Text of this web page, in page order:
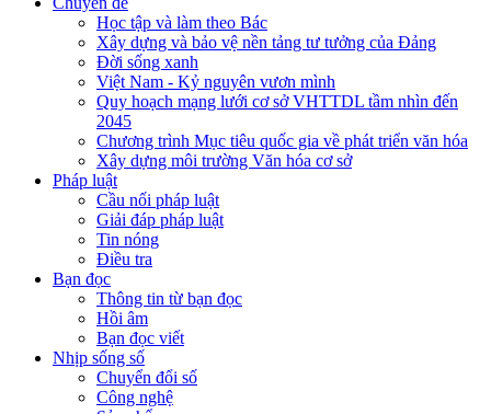
Học tập và làm theo Bác
Xây dựng và bảo vệ nền tảng tư tưởng của Đảng
Đời sống xanh
Việt Nam - Kỷ nguyên vươn mình
Quy hoạch mạng lưới cơ sở VHTTDL tầm nhìn đến
2045
Chương trình Mục tiêu quốc gia về phát triển văn hóa
Xây dựng môi trường Văn hóa cơ sở
Pháp luật
Cầu nối pháp luật
Giải đáp pháp luật
Tin nóng
Điều tra
Bạn đọc
Thông tin từ bạn đọc
Hồi âm
Bạn đọc viết
Nhịp sống số
Chuyển đổi số
Công nghệ